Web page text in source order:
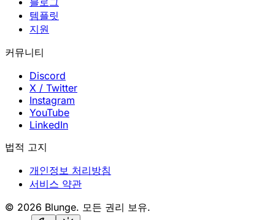
템플릿
지원
커뮤니티
Discord
X / Twitter
Instagram
YouTube
LinkedIn
법적 고지
개인정보 처리방침
서비스 약관
© 2026 Blunge. 모든 권리 보유.